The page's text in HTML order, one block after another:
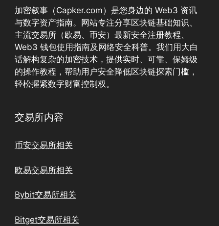
加密叙事（Capker.com）是您身边的 Web3 资讯
与数字资产指南。网站专注分享区块链基础知识、
主流交易所（欧易、币安）最新安全注册教程、
Web3 钱包使用指南及网络安全科普。我们用大白
话解构复杂的加密技术，提供实时、可靠、保姆级
的操作教程，帮助用户安全降低区块链探索门槛，
轻松握紧数字财富控制权。
交易所内容
币安交易所相关
欧易交易所相关
Bybit交易所相关
Bitget交易所相关